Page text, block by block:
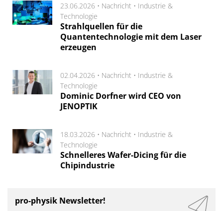
23.06.2026 • Nachricht • Industrie &
Technologie
Strahlquellen für die
Quantentechnologie mit dem Laser
erzeugen
02.04.2026 • Nachricht • Industrie &
Technologie
Dominic Dorfner wird CEO von
JENOPTIK
18.03.2026 • Nachricht • Industrie &
Technologie
Schnelleres Wafer-Dicing für die
Chipindustrie
pro-physik Newsletter!